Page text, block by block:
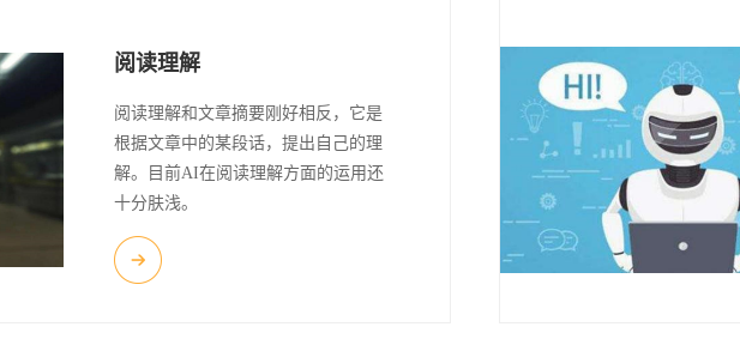
阅读理解
阅读理解和文章摘要刚好相反，它是
根据文章中的某段话，提出自己的理
解。目前AI在阅读理解方面的运用还
十分肤浅。